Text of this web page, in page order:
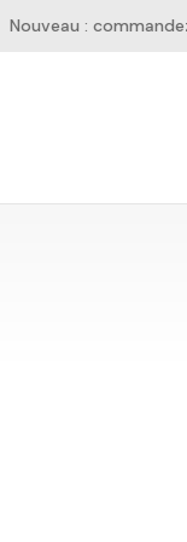
Nouveau :